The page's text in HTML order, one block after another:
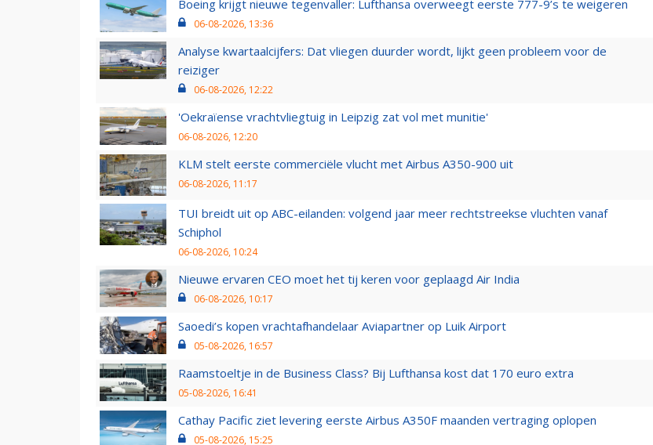
Boeing krijgt nieuwe tegenvaller: Lufthansa overweegt eerste 777-9’s te weigeren
06-08-2026, 13:36
Analyse kwartaalcijfers: Dat vliegen duurder wordt, lijkt geen probleem voor de
reiziger
06-08-2026, 12:22
'Oekraïense vrachtvliegtuig in Leipzig zat vol met munitie'
06-08-2026, 12:20
KLM stelt eerste commerciële vlucht met Airbus A350-900 uit
06-08-2026, 11:17
TUI breidt uit op ABC-eilanden: volgend jaar meer rechtstreekse vluchten vanaf
Schiphol
06-08-2026, 10:24
Nieuwe ervaren CEO moet het tij keren voor geplaagd Air India
06-08-2026, 10:17
Saoedi’s kopen vrachtafhandelaar Aviapartner op Luik Airport
05-08-2026, 16:57
Raamstoeltje in de Business Class? Bij Lufthansa kost dat 170 euro extra
05-08-2026, 16:41
Cathay Pacific ziet levering eerste Airbus A350F maanden vertraging oplopen
05-08-2026, 15:25